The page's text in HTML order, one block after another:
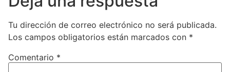
Tu dirección de correo electrónico no será publicada.
Los campos obligatorios están marcados con *
Comentario *